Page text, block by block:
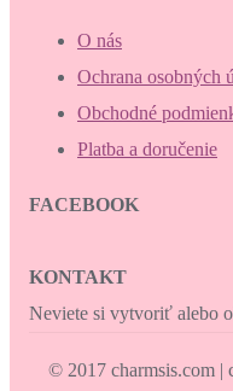
O nás
Ochrana osobných
Obchodné
Platba a doručenie
FACEBOOK
KONTAKT
Neviete si vytvoriť alebo
© 2017 charmsis.com |